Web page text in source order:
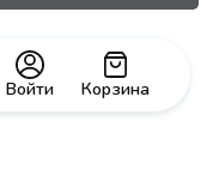
Корзина
Войти